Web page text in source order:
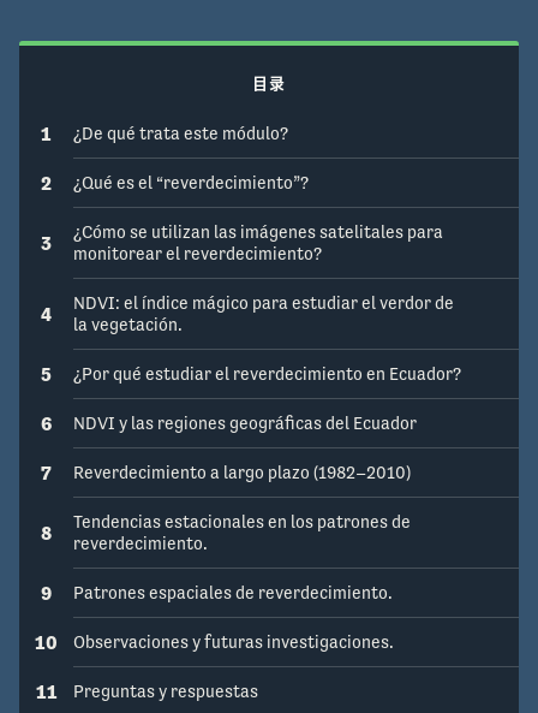
目录
1 ¿De qué trata este módulo?
2 ¿Qué es el “reverdecimiento”?
3
¿Cómo se utilizan las imágenes satelitales para
monitorear el reverdecimiento?
4
NDVI: el índice mágico para estudiar el verdor de
la vegetación.
5 ¿Por qué estudiar el reverdecimiento en Ecuador?
6 NDVI y las regiones geográficas del Ecuador
7 Reverdecimiento a largo plazo (1982–2010)
8
Tendencias estacionales en los patrones de
reverdecimiento.
9 Patrones espaciales de reverdecimiento.
10 Observaciones y futuras investigaciones.
11 Preguntas y respuestas